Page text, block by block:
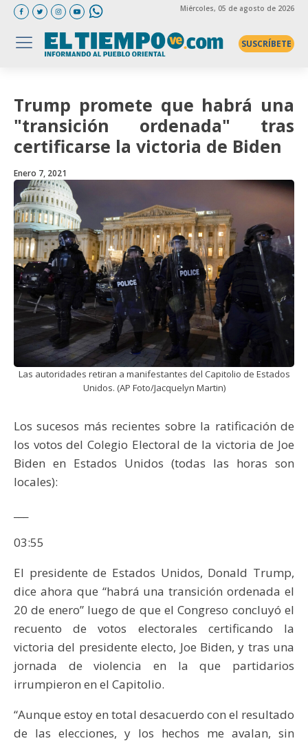
Miércoles, 05 de agosto de 2026
SUSCRÍBETE
Trump promete que habrá una
"transición ordenada" tras
certificarse la victoria de Biden
Enero 7, 2021
Las autoridades retiran a manifestantes del Capitolio de Estados
Unidos. (AP Foto/Jacquelyn Martin)
Los sucesos más recientes sobre la ratificación de
los votos del Colegio Electoral de la victoria de Joe
Biden en Estados Unidos (todas las horas son
locales):
03:55
El presidente de Estados Unidos, Donald Trump,
dice ahora que “habrá una transición ordenada el
20 de enero” luego de que el Congreso concluyó el
recuento de votos electorales certificando la
victoria del presidente electo, Joe Biden, y tras una
jornada de violencia en la que partidarios
irrumpieron en el Capitolio.
“Aunque estoy en total desacuerdo con el resultado
de las elecciones, y los hechos me avalan, sin